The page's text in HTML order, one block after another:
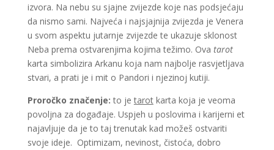
izvora. Na nebu su sjajne zvijezde koje nas podsjećaju
da nismo sami. Najveća i najsjajnija zvijezda je Venera
u svom aspektu jutarnje zvijezde te ukazuje sklonost
Neba prema ostvarenjima kojima težimo. Ova tarot
karta simbolizira Arkanu koja nam najbolje rasvjetljava
stvari, a prati je i mit o Pandori i njezinoj kutiji.
Proročko značenje:to jetarotkarta koja je veoma
povoljna za događaje. Uspjeh u poslovima i karijerni et
najavljuje da je to taj trenutak kad možeš ostvariti
svoje ideje. Optimizam, nevinost, čistoća, dobro